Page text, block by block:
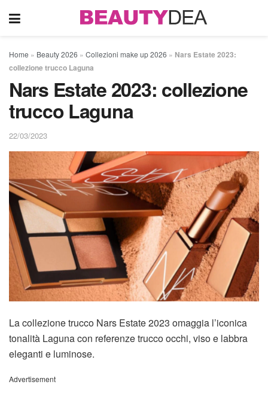
Home » Beauty 2026 » Collezioni make up 2026 » Nars Estate 2023:
collezione trucco Laguna
Nars Estate 2023: collezione
trucco Laguna
22/03/2023
La collezione trucco Nars Estate 2023 omaggia l’iconica
tonalità Laguna con referenze trucco occhi, viso e labbra
eleganti e luminose.
Advertisement